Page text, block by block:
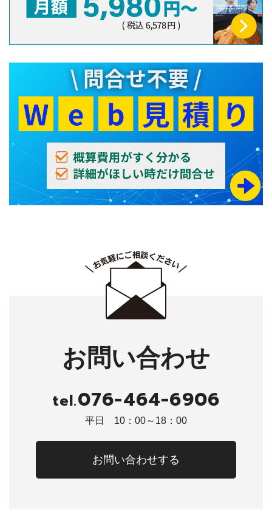
お問い合わせ
tel.076-464-6906
平日 10：00～18：00
お問い合わせする